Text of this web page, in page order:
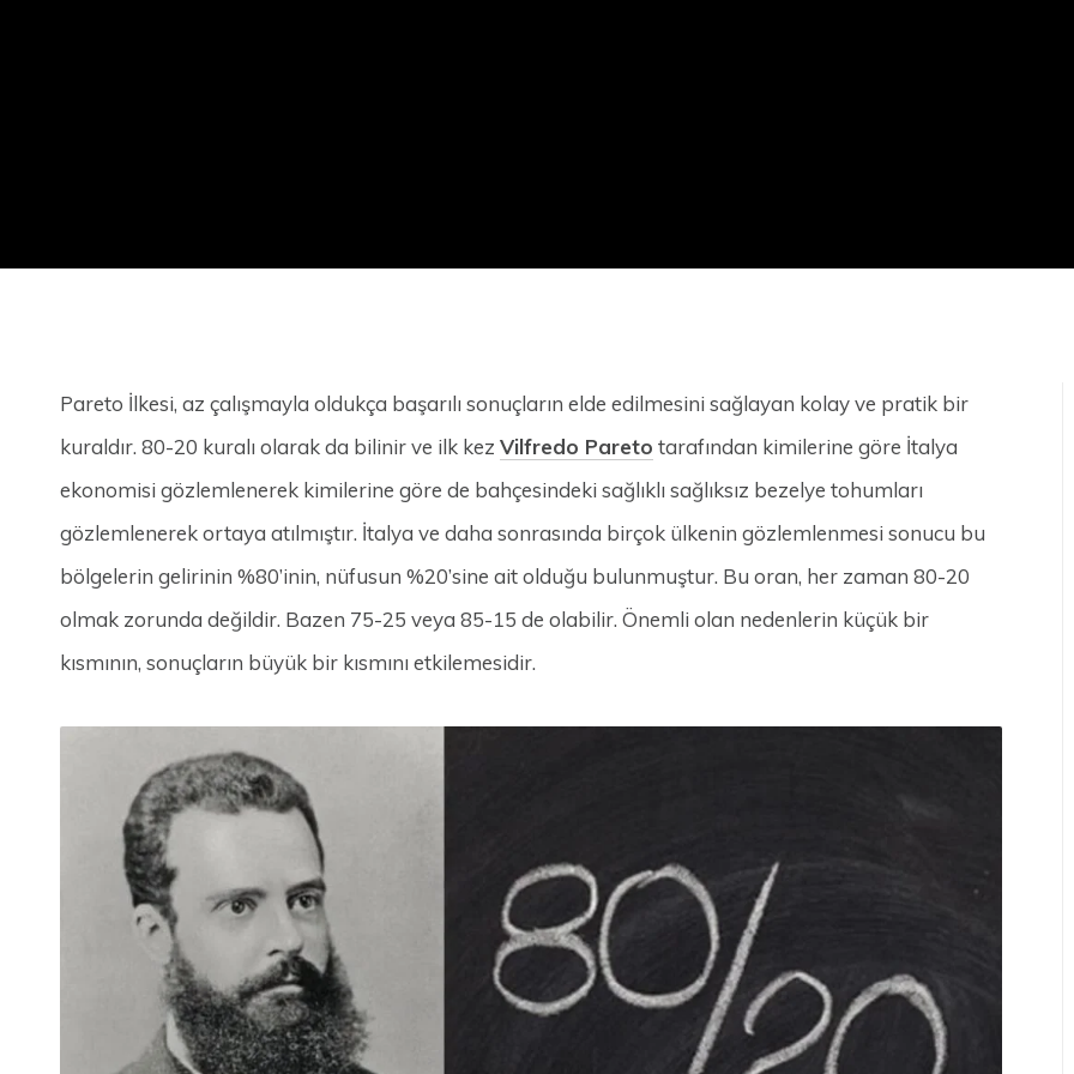
Pareto İlkesi, az çalışmayla oldukça başarılı sonuçların elde edilmesini sağlayan kolay ve pratik bir
kuraldır. 80-20 kuralı olarak da bilinir ve ilk kezVilfredo Pareto tarafından kimilerine göre İtalya
ekonomisi gözlemlenerek kimilerine göre de bahçesindeki sağlıklı sağlıksız bezelye tohumları
gözlemlenerek ortaya atılmıştır. İtalya ve daha sonrasında birçok ülkenin gözlemlenmesi sonucu bu
bölgelerin gelirinin %80’inin, nüfusun %20’sine ait olduğu bulunmuştur. Bu oran, her zaman 80-20
olmak zorunda değildir. Bazen 75-25 veya 85-15 de olabilir. Önemli olan nedenlerin küçük bir
kısmının, sonuçların büyük bir kısmını etkilemesidir.